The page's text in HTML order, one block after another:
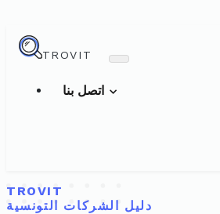
TROVIT
TROVIT
دليل الشركات التونسية